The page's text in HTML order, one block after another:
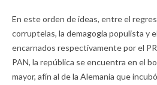
En este orden de ideas, entre el
corruptelas, la demagogia populista y
encarnados respectivamente por el
PAN, la república se encuentra en el
mayor, afín al de la Alemania que